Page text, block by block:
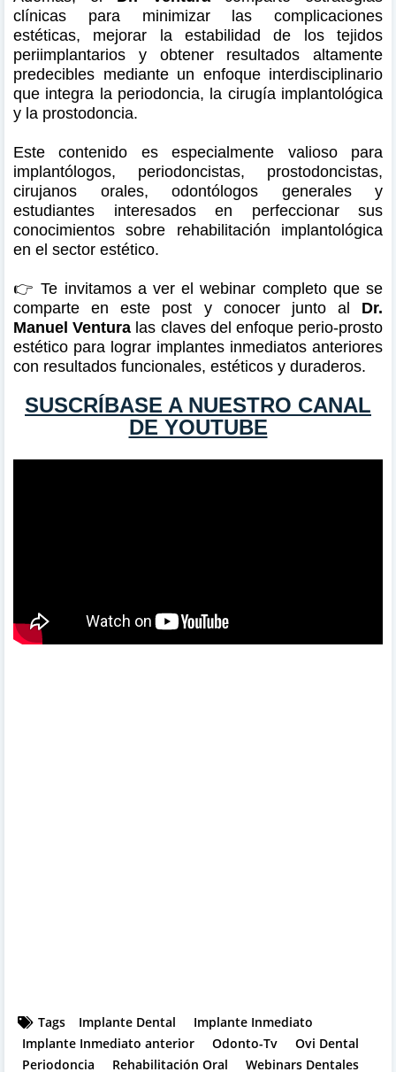
clínicas para minimizar las complicaciones
estéticas, mejorar la estabilidad de los tejidos
periimplantarios y obtener resultados altamente
predecibles mediante un enfoque interdisciplinario
que integra la periodoncia, la cirugía implantológica
y la prostodoncia.
Este contenido es especialmente valioso para
implantólogos, periodoncistas, prostodoncistas,
cirujanos orales, odontólogos generales y
estudiantes interesados en perfeccionar sus
conocimientos sobre rehabilitación implantológica
en el sector estético.
👉 Te invitamos a ver el webinar completo que se
comparte en este post y conocer junto al Dr.
Manuel Ventura las claves del enfoque perio-prosto
estético para lograr implantes inmediatos anteriores
con resultados funcionales, estéticos y duraderos.
SUSCRÍBASE A NUESTRO CANAL
DE YOUTUBE
Tags Implante Dental
Implante Inmediato
Implante Inmediato anterior
Odonto-Tv
Ovi Dental
Periodoncia
Rehabilitación Oral Webinars Dentales